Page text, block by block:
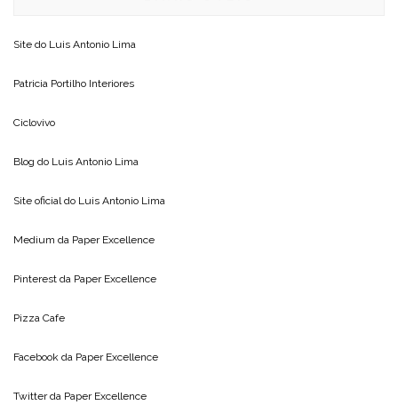
Site do Luis Antonio Lima
Patricia Portilho Interiores
Ciclovivo
Blog do Luis Antonio Lima
Site oficial do Luis Antonio Lima
Medium da Paper Excellence
Pinterest da Paper Excellence
Pizza Cafe
Facebook da Paper Excellence
Twitter da Paper Excellence